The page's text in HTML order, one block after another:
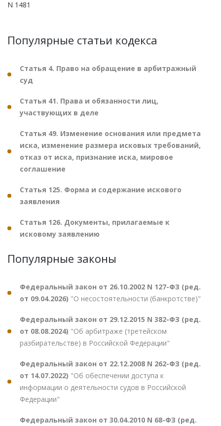
N 1481
Популярные статьи кодекса
Статья 4. Право на обращение в арбитражный
суд
Статья 41. Права и обязанности лиц,
участвующих в деле
Статья 49. Изменение основания или предмета
иска, изменение размера исковых требований,
отказ от иска, признание иска, мировое
соглашение
Статья 125. Форма и содержание искового
заявления
Статья 126. Документы, прилагаемые к
исковому заявлению
Популярные законы
Федеральный закон от 26.10.2002 N 127-ФЗ (ред.
от 09.04.2026) "О несостоятельности (банкротстве)"
Федеральный закон от 29.12.2015 N 382-ФЗ (ред.
от 08.08.2024) "Об арбитраже (третейском
разбирательстве) в Российской Федерации"
Федеральный закон от 22.12.2008 N 262-ФЗ (ред.
от 14.07.2022) "Об обеспечении доступа к
информации о деятельности судов в Российской
Федерации"
Федеральный закон от 30.04.2010 N 68-ФЗ (ред.